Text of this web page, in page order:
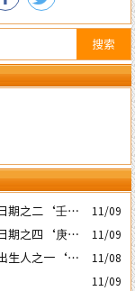
搜索
期之二‘壬子’
11/09
期之四‘庚子’
11/09
生人之一‘戊
11/08
11/09